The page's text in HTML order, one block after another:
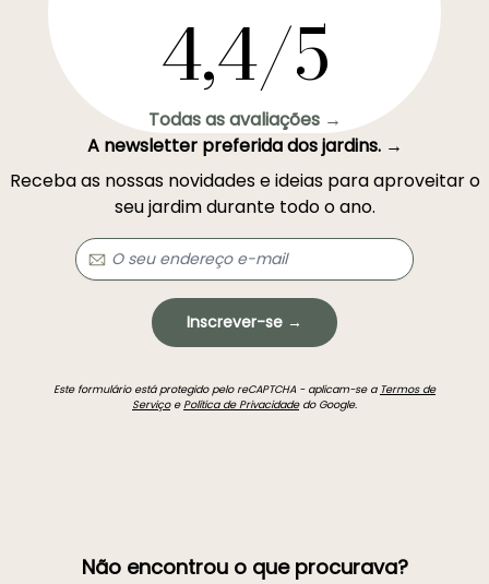
4,4/5
Todas as avaliações →
A newsletter preferida dos jardins. →
Receba as nossas novidades e ideias para aproveitar o
seu jardim durante todo o ano.
Inscrever-se →
Este formulário está protegido pelo reCAPTCHA - aplicam-se a Termos de
ServiçoePolítica de Privacidadedo Google.
Não encontrou o que procurava?